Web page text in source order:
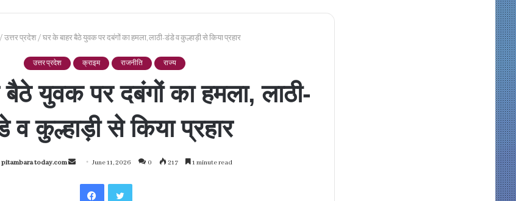
/ उत्तर प्रदेश / घर के बाहर बैठे युवक पर दबंगों का हमला, लाठी-डंडे व कुल्हाड़ी से किया प्रहार
उत्तर प्रदेश क्राइम राजनीति राज्य
युवक पर दबंगों का हमला, लाठी-
व कुल्हाड़ी से किया प्रहार
pitambara today.com
Send
email
June 11, 2026 0 217 1 minute read
FacebookTwitter